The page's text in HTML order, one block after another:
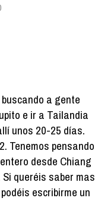
a gente
e ir a Tailandia
unos 20-25 días.
Tenemos pensando
desde Chiang
queréis saber mas
escribirme un